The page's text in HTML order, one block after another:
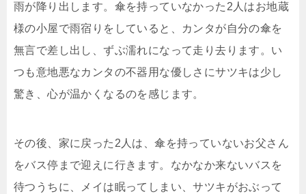
雨が降り出します。傘を持っていなかった2人はお地蔵
様の小屋で雨宿りをしていると、カンタが自分の傘を
無言で差し出し、ずぶ濡れになって走り去ります。い
つも意地悪なカンタの不器用な優しさにサツキは少し
驚き、心が温かくなるのを感じます。
その後、家に戻った2人は、傘を持っていないお父さん
をバス停まで迎えに行きます。なかなか来ないバスを
待つうちに、メイは眠ってしまい、サツキがおぶって